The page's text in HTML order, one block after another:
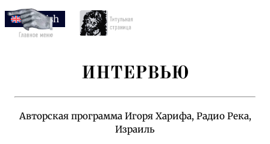
ИНТЕРВЬЮ
Авторская программа Игоря Харифа, Радио Река,
Израиль
English